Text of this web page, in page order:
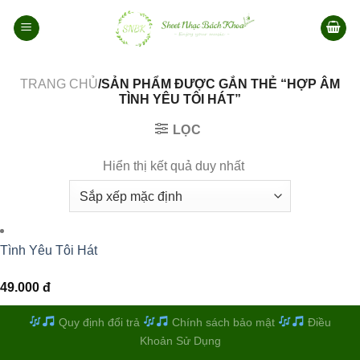
qua
TRANG CHỦ/SẢN PHẨM ĐƯỢC GẮN THẺ “HỢP ÂM
TÌNH YÊU TÔI HÁT”
LỌC
Hiển thị kết quả duy nhất
Tình Yêu Tôi Hát
49.000 đ
Quy định đổi trả Chính sách bảo mật
Điều
Khoản Sử Dụng